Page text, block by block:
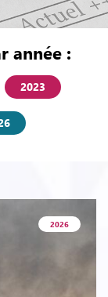
année :
2023
2026